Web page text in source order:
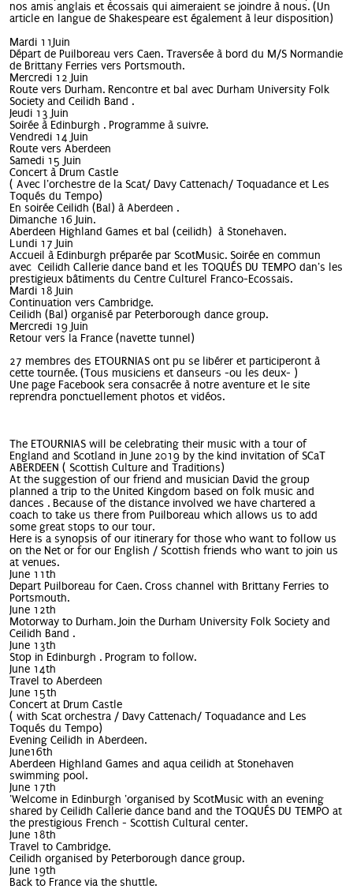
nos amis anglais et écossais qui aimeraient se joindre à nous. (Un
article en langue de Shakespeare est également à leur disposition)
Mardi 11Juin
Départ de Puilboreau vers Caen. Traversée à bord du M/S Normandie
de Brittany Ferries vers Portsmouth.
Mercredi 12 Juin
Route vers Durham. Rencontre et bal avec Durham University Folk
Society and Ceilidh Band .
Jeudi 13 Juin
Soirée à Edinburgh . Programme à suivre.
Vendredi 14 Juin
Route vers Aberdeen
Samedi 15 Juin
Concert à Drum Castle
( Avec l'orchestre de la Scat/ Davy Cattenach/ Toquadance et Les
Toqués du Tempo)
En soirée Ceilidh (Bal) à Aberdeen .
Dimanche 16 Juin.
Aberdeen Highland Games et bal (ceilidh) à Stonehaven.
Lundi 17 Juin
Accueil à Edinburgh préparée par ScotMusic. Soirée en commun
avec Ceilidh Callerie dance band et les TOQUÉS DU TEMPO dan's les
prestigieux bâtiments du Centre Culturel Franco-Ecossais.
Mardi 18 Juin
Continuation vers Cambridge.
Ceilidh (Bal) organisé par Peterborough dance group.
Mercredi 19 Juin
Retour vers la France (navette tunnel)
27 membres des ETOURNIAS ont pu se libérer et participeront à
cette tournée. (Tous musiciens et danseurs -ou les deux- )
Une page Facebook sera consacrée à notre aventure et le site
reprendra ponctuellement photos et vidéos.
The ETOURNIAS will be celebrating their music with a tour of
England and Scotland in June 2019 by the kind invitation of SCaT
ABERDEEN ( Scottish Culture and Traditions)
At the suggestion of our friend and musician David the group
planned a trip to the United Kingdom based on folk music and
dances . Because of the distance involved we have chartered a
coach to take us there from Puilboreau which allows us to add
some great stops to our tour.
Here is a synopsis of our itinerary for those who want to follow us
on the Net or for our English / Scottish friends who want to join us
at venues.
June 11th
Depart Puilboreau for Caen. Cross channel with Brittany Ferries to
Portsmouth.
June 12th
Motorway to Durham. Join the Durham University Folk Society and
Ceilidh Band .
June 13th
Stop in Edinburgh . Program to follow.
June 14th
Travel to Aberdeen
June 15th
Concert at Drum Castle
( with Scat orchestra / Davy Cattenach/ Toquadance and Les
Toqués du Tempo)
Evening Ceilidh in Aberdeen.
June16th
Aberdeen Highland Games and aqua ceilidh at Stonehaven
swimming pool.
June 17th
'Welcome in Edinburgh 'organised by ScotMusic with an evening
shared by Ceilidh Callerie dance band and the TOQUÉS DU TEMPO at
the prestigious French - Scottish Cultural center.
June 18th
Travel to Cambridge.
Ceilidh organised by Peterborough dance group.
June 19th
Back to France via the shuttle.